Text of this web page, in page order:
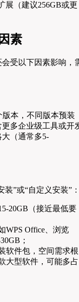
展（建议256GB或更
素
受以下因素影响，
本，不同版本预装
多企业级工具或开
（通常多5-
装”或“自定义安装”
20GB（接近最低要
WPS Office、浏览
；
软件包，空间需求根
大型软件，可能多占